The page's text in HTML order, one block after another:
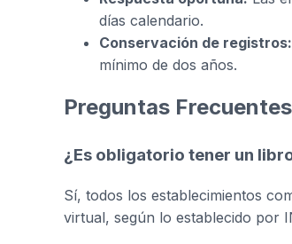
días calendario.
Conservación de registros:
mínimo de dos años.
Preguntas Frecuentes
¿Es obligatorio tener un
Sí, todos los establecimientos
virtual, según lo establecido por